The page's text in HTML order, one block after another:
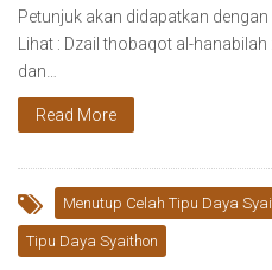
Petunjuk akan didapatkan
Lihat : Dzail thobaqot al-
dan…
Read More
Menutup Celah Tipu Daya
Tipu Daya Syaithon